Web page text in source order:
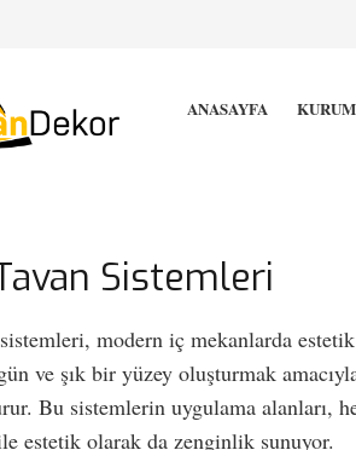
ANASAYFA
Sistemleri
modern iç mekanlarda
ve şık bir yüzey oluşturmak
Bu sistemlerin uygulama alanları,
estetik olarak da zenginlik sunuyor.